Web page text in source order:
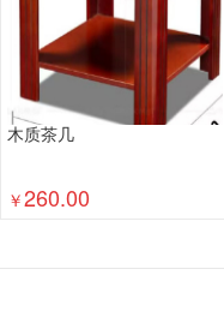
木质茶几
￥260.00